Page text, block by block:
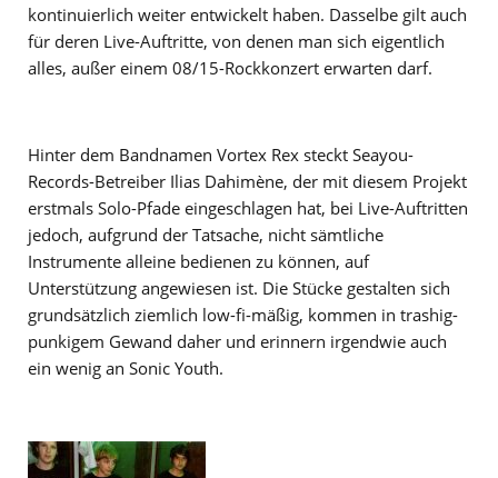
kontinuierlich weiter entwickelt haben. Dasselbe gilt auch
für deren Live-Auftritte, von denen man sich eigentlich
alles, außer einem 08/15-Rockkonzert erwarten darf.
Hinter dem Bandnamen Vortex Rex steckt Seayou-
Records-Betreiber Ilias Dahimène, der mit diesem Projekt
erstmals Solo-Pfade eingeschlagen hat, bei Live-Auftritten
jedoch, aufgrund der Tatsache, nicht sämtliche
Instrumente alleine bedienen zu können, auf
Unterstützung angewiesen ist. Die Stücke gestalten sich
grundsätzlich ziemlich low-fi-mäßig, kommen in trashig-
punkigem Gewand daher und erinnern irgendwie auch
ein wenig an Sonic Youth.